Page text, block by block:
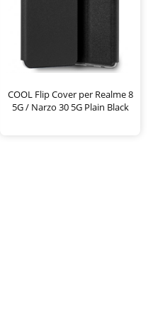
COOL Flip Cover per Realme 8
5G / Narzo 30 5G Plain Black